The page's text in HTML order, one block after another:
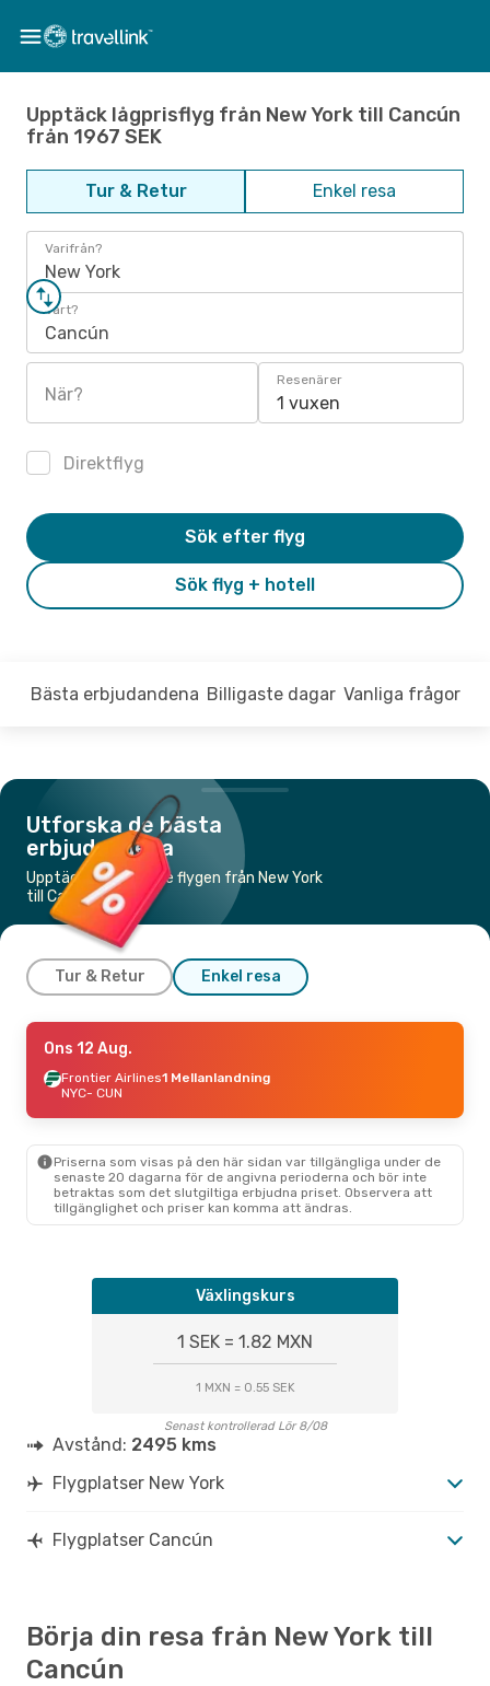
Upptäck lågprisflyg från New York till Cancún
från 1967 SEK
Tur & Retur Enkel resa
Varifrån?
New York
Vart?
Cancún
När?
Resenärer
1 vuxen
Direktflyg
Sök flyg + hotell
Sök efter flyg
Bästa erbjudandena Billigaste dagar Vanliga frågor
Utforska de bästa
erbjudandena
Upptäck de billigaste flygen från New York
till Cancún
Tur & Retur Enkel resa
Sön 6 Sep.- Lör 12 Sep.
American Airlines Direkt
NYC- CUN
CUN- NYC
Ons 12 Aug.- Sön 16 Aug.
Frontier Airlines1 Mellanlandning
NYC
- CUN
Ons 12 Aug.
Frontier Airlines1 Mellanlandning
NYC- CUN
Priserna som visas på den här sidan var tillgängliga under de
senaste 20 dagarna för de angivna perioderna och bör inte
betraktas som det slutgiltiga erbjudna priset. Observera att
tillgänglighet och priser kan komma att ändras.
Växlingskurs
1 SEK = 1.82 MXN
1 MXN = 0.55 SEK
Senast kontrollerad Lör 8/08
Avstånd: 2495 kms
Flygplatser New York
Flygplatser Cancún
Börja din resa från New York till
Cancún